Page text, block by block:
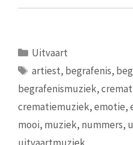
Categorieën
Uitvaart
Tags
artiest, begrafenis,
begrafenismuziek,
crematiemuziek,emotie,
mooi, muziek, nummers,